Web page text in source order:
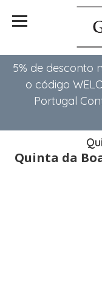
5% de desconto
o código
Portugal
Quinta da